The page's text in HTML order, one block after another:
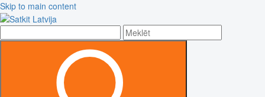
Skip to main content